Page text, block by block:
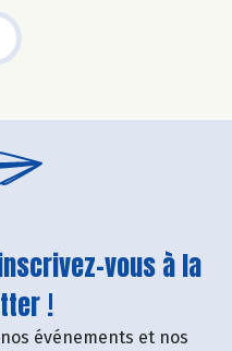
vous à la
!
événements et nos